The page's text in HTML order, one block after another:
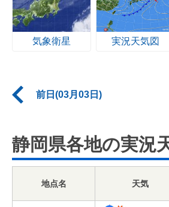
気象衛星 実況天気図
前日(03月03日)
静岡県各地の実況
地点名 天気